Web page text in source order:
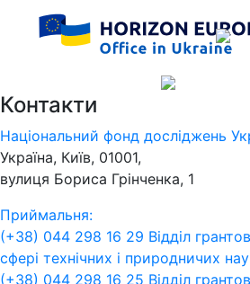
Контакти
Національний фонд досліджень
Україна, Київ, 01001,
вулиця Бориса Грінченка, 1
Приймальня:
(+38) 044 298 16 29 Відділ
сфері технічних і природничих
(+38) 044 298 16 25 Відділ